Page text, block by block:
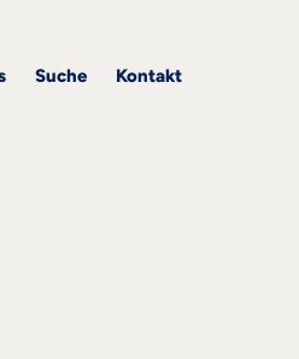
Suche Kontakt